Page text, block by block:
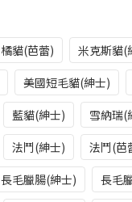
橘貓(芭蕾)
米克斯貓(
美國短毛貓(紳士)
藍貓(紳士)
雪納瑞(
法鬥(紳士) 法鬥(芭
長毛臘腸(紳士)
長毛